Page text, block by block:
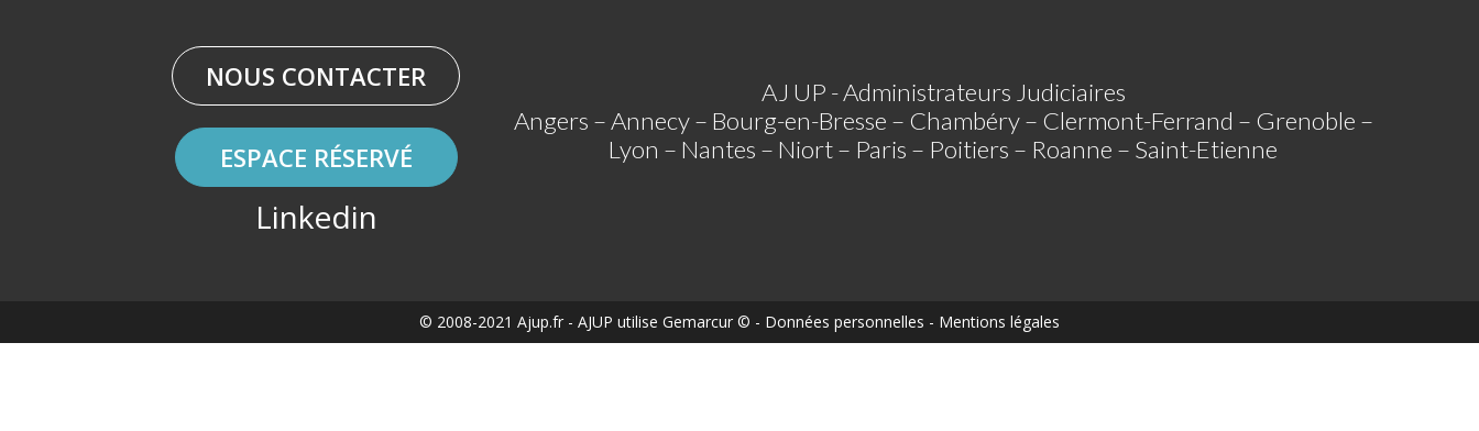
NOUS CONTACTER
ESPACE RÉSERVÉ
Linkedin
AJ UP - Administrateurs Judiciaires
Angers – Annecy – Bourg-en-Bresse – Chambéry – Clermont-Ferrand – Grenoble –
Lyon – Nantes – Niort – Paris – Poitiers – Roanne – Saint-Etienne
© 2008-2021 Ajup.fr - AJUP utilise Gemarcur © - Données personnelles - Mentions légales